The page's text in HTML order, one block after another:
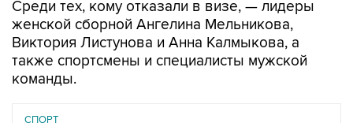
Виктория Листунова и Анна Калмыкова, а
также спортсмены и специалисты мужской
команды.
СПОРТ